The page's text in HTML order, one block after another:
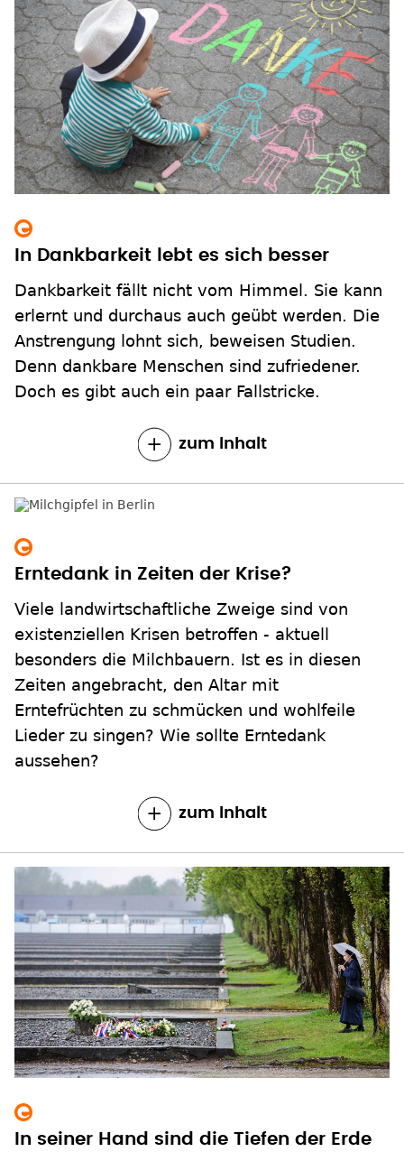
In Dankbarkeit lebt es sich besser
Dankbarkeit fällt nicht vom Himmel. Sie kann
erlernt und durchaus auch geübt werden. Die
Anstrengung lohnt sich, beweisen Studien.
Denn dankbare Menschen sind zufriedener.
Doch es gibt auch ein paar Fallstricke.
zum Inhalt
Erntedank in Zeiten der Krise?
Viele landwirtschaftliche Zweige sind von
existenziellen Krisen betroffen - aktuell
besonders die Milchbauern. Ist es in diesen
Zeiten angebracht, den Altar mit
Erntefrüchten zu schmücken und wohlfeile
Lieder zu singen? Wie sollte Erntedank
aussehen?
zum Inhalt
In seiner Hand sind die Tiefen der Erde